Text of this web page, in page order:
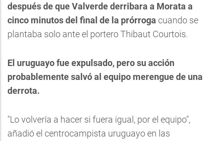
después de que Valverde derribara a Morata a
cinco minutos del final de la prórroga cuando se
plantaba solo ante el portero Thibaut Courtois.
El uruguayo fue expulsado, pero su acción
probablemente salvó al equipo merengue de una
derrota.
"Lo volvería a hacer si fuera igual, por el equipo",
añadió el centrocampista uruguayo en las